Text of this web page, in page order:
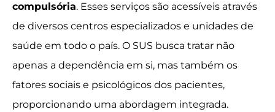
compulsória. Esses serviços são acessíveis através
de diversos centros especializados e unidades de
saúde em todo o país. O SUS busca tratar não
apenas a dependência em si, mas também os
fatores sociais e psicológicos dos pacientes,
proporcionando uma abordagem integrada.